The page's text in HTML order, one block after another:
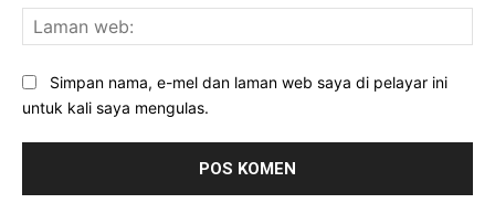
Simpan nama, e-mel dan laman web saya di pelayar ini
untuk kali saya mengulas.